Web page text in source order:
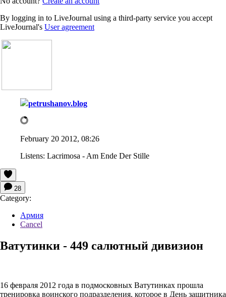
By logging in to LiveJournal using a third-party service you accept
LiveJournal's User agreement
petrushanov.blog
February 20 2012, 08:26
Listens: Lacrimosa - Am Ende Der Stille
28
Category:
Армия
Cancel
Ватутинки - 449 салютный дивизион
16 февраля 2012 года в подмосковных Ватутинках прошла
тренировка воинского подразделения, которое в День защитника